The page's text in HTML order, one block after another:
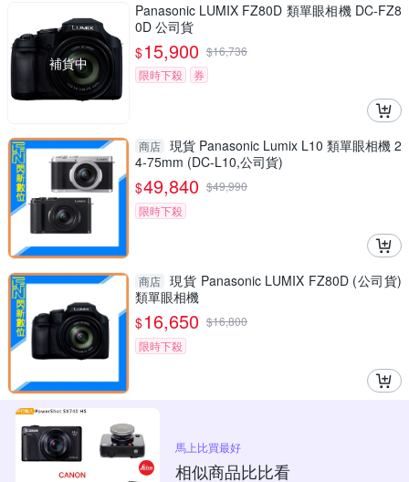
補貨中
Panasonic LUMIX FZ80D 類單眼相機 DC-FZ8
0D 公司貨
$15,900 $16,736
限時下殺
券
商店 現貨 Panasonic Lumix L10 類單眼相機 2
4-75mm (DC-L10,公司貨)
$49,840 $49,990
限時下殺
商店 現貨 Panasonic LUMIX FZ80D (公司貨)
類單眼相機
$16,650 $16,800
限時下殺
馬上比買最好
相似商品比比看